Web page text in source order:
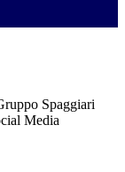
Spaggiari
Media